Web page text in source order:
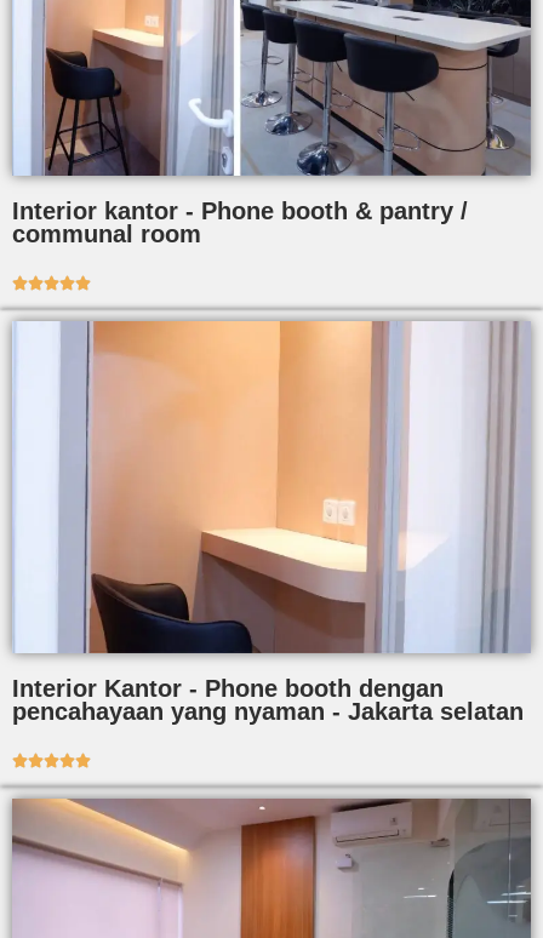
Interior kantor - Phone booth & pantry /
communal room

Interior Kantor - Phone booth dengan
pencahayaan yang nyaman - Jakarta selatan
